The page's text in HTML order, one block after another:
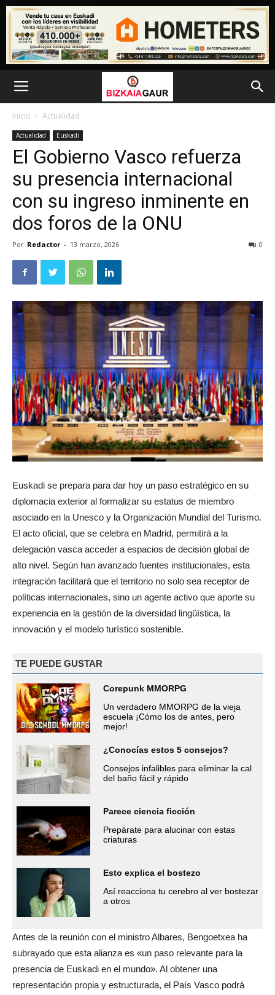
Inicio Actualidad
Actualidad Euskadi
El Gobierno Vasco refuerza
su presencia internacional
con su ingreso inminente en
dos foros de la ONU
Por Redactor - 13 marzo, 2026 0
Euskadi se prepara para dar hoy un paso estratégico en su
diplomacia exterior al formalizar su estatus de miembro
asociado en la Unesco y la Organización Mundial del Turismo.
El acto oficial, que se celebra en Madrid, permitirá a la
delegación vasca acceder a espacios de decisión global de
alto nivel. Según han avanzado fuentes institucionales, esta
integración facilitará que el territorio no solo sea receptor de
políticas internacionales, sino un agente activo que aporte su
experiencia en la gestión de la diversidad lingüística, la
innovación y el modelo turístico sostenible.
TE PUEDE GUSTAR
Corepunk MMORPG
Un verdadero MMORPG de la vieja
escuela ¡Cómo los de antes, pero
mejor!
¿Conocías estos 5 consejos?
Consejos infalibles para eliminar la cal
del baño fácil y rápido
Parece ciencia ficción
Prepárate para alucinar con estas
criaturas
Esto explica el bostezo
Así reacciona tu cerebro al ver bostezar
a otros
Antes de la reunión con el ministro Albares, Bengoetxea ha
subrayado que esta alianza es «un paso relevante para la
presencia de Euskadi en el mundo». Al obtener una
representación propia y estructurada, el País Vasco podrá